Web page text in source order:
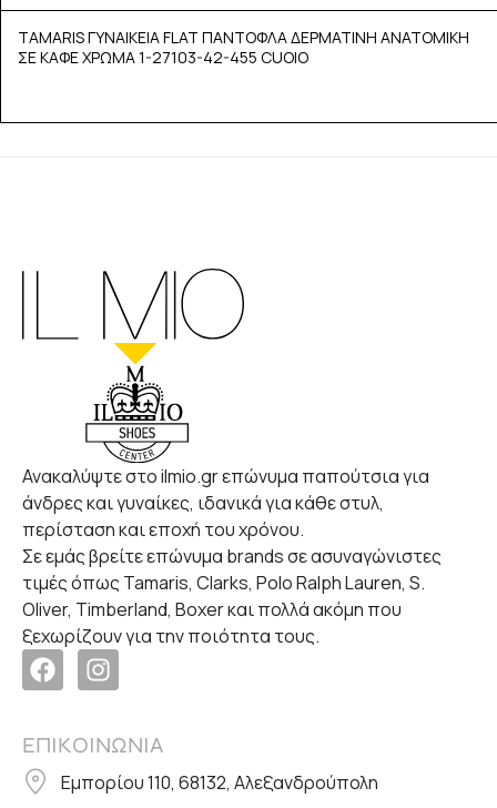
TAMARIS ΓΥΝΑΙΚΕΙΑ FLAT ΠΑΝΤΟΦΛΑ ΔΕΡΜΑΤΙΝΗ ΑΝΑΤΟΜΙΚΗ
ΣΕ ΚΑΦΕ ΧΡΩΜΑ 1-27103-42-455 CUOIO
Ανακαλύψτε στο ilmio.gr επώνυμα παπούτσια για
άνδρες και γυναίκες, ιδανικά για κάθε στυλ,
περίσταση και εποχή του χρόνου.
Σε εμάς βρείτε επώνυμα brands σε ασυναγώνιστες
τιμές όπως Tamaris, Clarks, Polo Ralph Lauren, S.
Oliver, Timberland, Boxer και πολλά ακόμη που
ξεχωρίζουν για την ποιότητα τους.
ΕΠΙΚΟΙΝΩΝΙΑ
Εμπορίου 110, 68132, Αλεξανδρούπολη